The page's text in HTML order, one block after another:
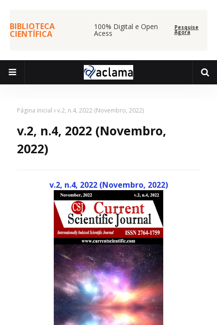
BIBLIOTECA
CIENTÍFICA
100% Digital e Open
Acess
Pesquise
Agora
Página inicial v.2, n.4, 2022 (Novembro, 2022)
v.2, n.4, 2022 (Novembro,
2022)
v.2, n.4, 2022 (Novembro, 2022)